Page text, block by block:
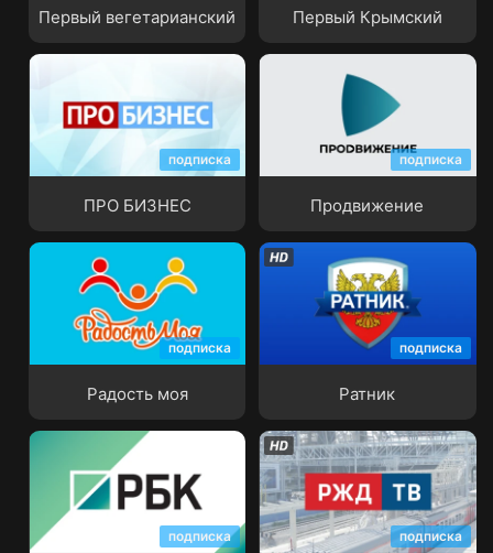
Первый вегетарианский Первый Крымский
подписка
ПРО БИЗНЕС
ПРО БИЗНЕС
подписка
Продвижение
подписка
Радость моя
Радость моя
подписка
Ратник
подписка
РБК подписка
РЖД ТВ